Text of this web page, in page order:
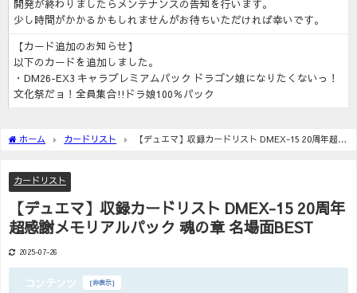
開発が終わりましたらメンテナンスの告知を行います。
少し時間がかかるかもしれませんがお待ちいただければ幸いです。
【カード追加のお知らせ】
以下のカードを追加しました。
・DM26-EX3 キャラプレミアムパック ドラゴン娘になりたくないっ！
文化祭だョ！全員集合!!ドラ娘100％パック
ホーム カードリスト
【デュエマ】収録カードリスト DMEX-15 20周年超感
カードリスト
【デュエマ】収録カードリスト DMEX-15 20周年
超感謝メモリアルパック 魂の章 名場面BEST
2025-07-26
コンテンツ [非表示]